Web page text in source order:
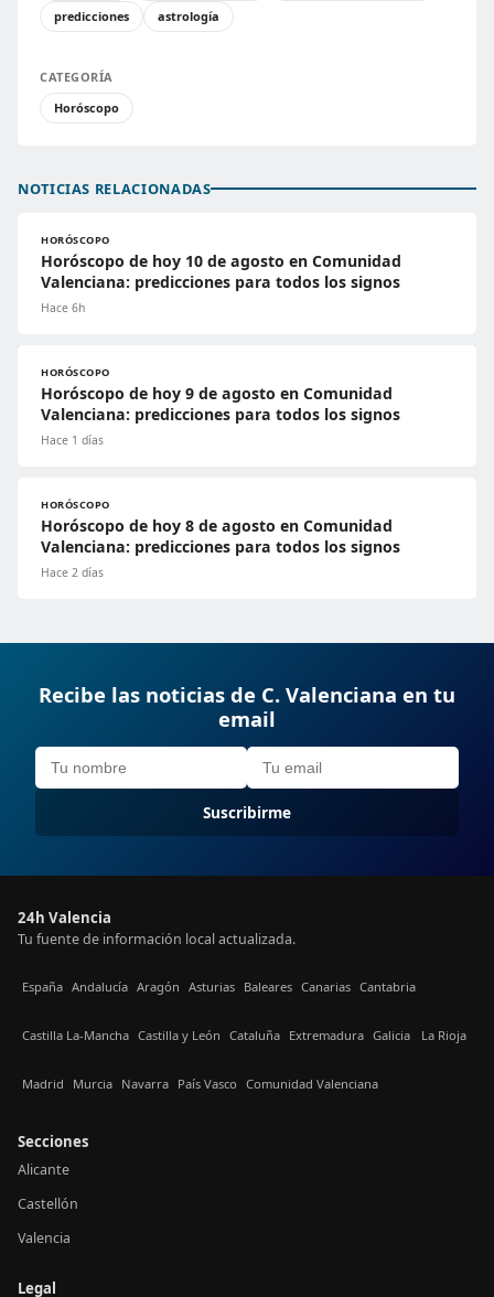
predicciones
astrología
CATEGORÍA
Horóscopo
NOTICIAS RELACIONADAS
HORÓSCOPO
Horóscopo de hoy 10 de agosto en Comunidad
Valenciana: predicciones para todos los signos
Hace 6h
HORÓSCOPO
Horóscopo de hoy 9 de agosto en Comunidad
Valenciana: predicciones para todos los signos
Hace 1 días
HORÓSCOPO
Horóscopo de hoy 8 de agosto en Comunidad
Valenciana: predicciones para todos los signos
Hace 2 días
Recibe las noticias de C. Valenciana en tu
email
Suscribirme
24h Valencia
Tu fuente de información local actualizada.
España Andalucía Aragón Asturias Baleares Canarias Cantabria
Castilla La-Mancha Castilla y León Cataluña Extremadura Galicia La Rioja
Madrid Murcia Navarra País Vasco Comunidad Valenciana
Secciones
Alicante
Castellón
Valencia
Legal